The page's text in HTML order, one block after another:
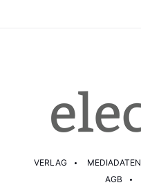
VERLAG MEDIADATEN
AGB